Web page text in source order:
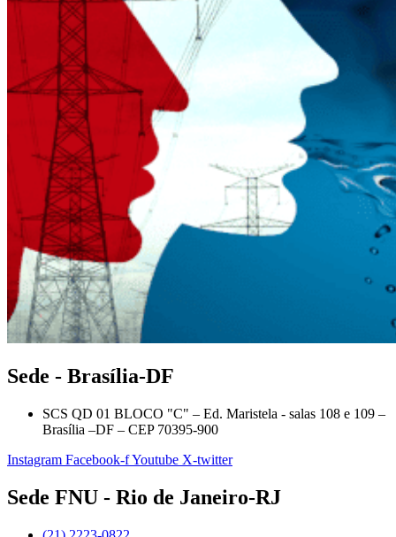
Sede - Brasília-DF
SCS QD 01 BLOCO "C" – Ed. Maristela - salas 108 e 109 –
Brasília –DF – CEP 70395-900
Instagram Facebook-fYoutube X-twitter
Sede FNU - Rio de Janeiro-RJ